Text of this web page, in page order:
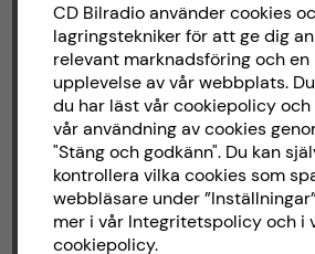
bilmärken och
CD Bilradio använder cookies
lagringstekniker för att ge dig
relevant marknadsföring och
upplevelse av vår webbplats.
du har läst vår cookiepolicy
vår användning av cookies
"Stäng och godkänn". Du kan
kontrollera vilka cookies som
webbläsare under
mer i vår Integritetspolicyoch i
cookiepolicy.